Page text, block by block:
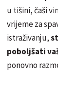
u tišini, čaši
vrijeme za
istraživanju,
poboljšati
ponovno